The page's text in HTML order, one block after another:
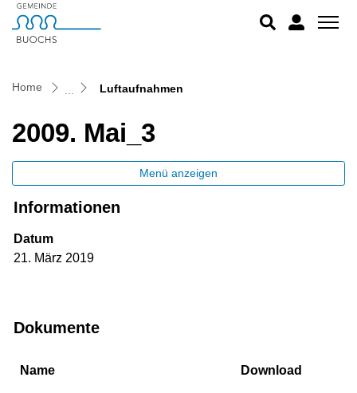
Home Luftaufnahmen
2009. Mai_3
Menü anzeigen
Informationen
Datum
21. März 2019
Dokumente
Name Download